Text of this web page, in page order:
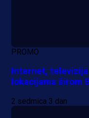
PROMO
Internet,
lokacijama širom
2 sedmica 3 dan